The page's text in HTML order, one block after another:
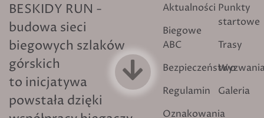
BESKIDY RUN -
budowa sieci
biegowych szlaków
górskich
to inicjatywa
powstała dzięki
Aktualności
Biegowe
ABC
Bezpieczeństwo
Regulamin
Oznakowania
Punkty
startowe
Trasy
Galeria